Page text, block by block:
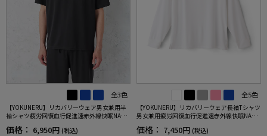
全3色
【YOKUNERU】リカバリーウェア男女兼用半
袖シャツ疲労回復血行促進遠赤外線快眠NANO
MIX(R)【一般医療機器】SS～LLサイズ
価格： 6,950円 (税込)
全5色
【YOKUNERU】リカバリーウェア長袖Tシャツ
男女兼用疲労回復血行促進遠赤外線快眠NANO
MIX(R)【一般医療機器】SS～LLサイズ
価格： 7,450円 (税込)